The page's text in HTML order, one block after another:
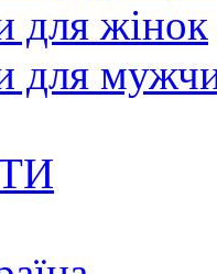
для жінок
для